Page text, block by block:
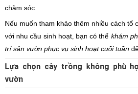
chăm sóc.
Nếu muốn tham khảo thêm nhiều cách tổ
với nhu cầu sinh hoạt, bạn có thể khám
trí sân vườn phục vụ sinh hoạt cuối tuần
Lựa chọn cây trồng không phù
vườn